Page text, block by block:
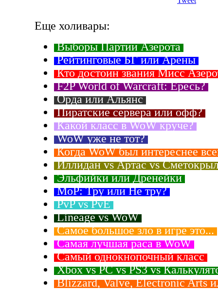
Еще холивары:
Выборы Партии Азерота
Рейтинговые БГ или Арены
Кто достоин звания Мисс
F2P World of Warcraft: Ересь?
Орда или Альянс
Пиратские сервера или офф?
Какой класс в WoW круче?
WoW уже не тот?
Когда WoW был интереснее
Иллидан vs Артас vs
Эльфийки или Дренейки
MoP: Тру или Не тру?
PvP vs PvE
Lineage vs WoW
Самое большое зло в игре это...
Самая лучшая раса в WoW
Самый однокнопочный класс
Xbox vs PC vs PS3 vs
Blizzard, Valve, Electronic Arts